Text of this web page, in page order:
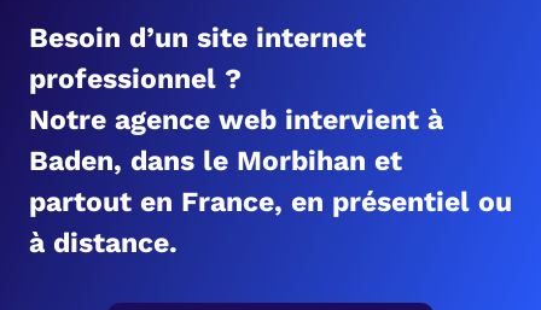
Besoin d’un site internet
professionnel ?
Notre agence web intervient à
Baden, dans le Morbihan et
partout en France, en présentiel ou
à distance.